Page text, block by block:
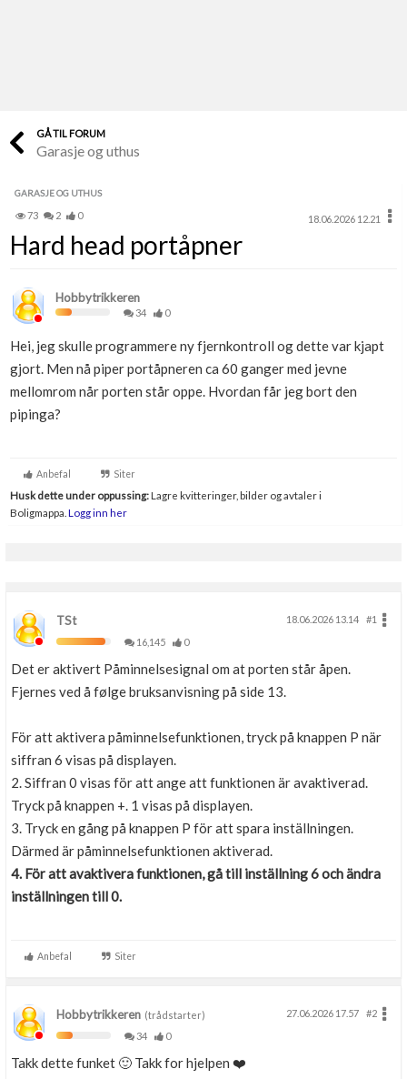
Finn håndverkere
Papirer som mangler
Skaff dokumentasjon som mangler
Kundeservice
Få svar på det du lurer på
Kom i gang med Boligmappa
Se din bolig? Klikk her
Boligmappa+
GÅ TIL FORUM
Garasje og uthus
GARASJE OG UTHUS
73 2 0 18.06.2026 12.21
Hard head portåpner
Hobbytrikkeren
34 0
Hei, jeg skulle programmere ny fjernkontroll og dette var kjapt
gjort. Men nå piper portåpneren ca 60 ganger med jevne
mellomrom når porten står oppe. Hvordan får jeg bort den
pipinga?
Anbefal Siter
Husk dette under oppussing:Lagre kvitteringer, bilder og avtaler i
Boligmappa. Logg inn her
TSt 18.06.2026 13.14
#1
16,145
0
Det er aktivert Påminnelsesignal om at porten står åpen.
Fjernes ved å følge bruksanvisning på side 13.
För att aktivera påminnelsefunktionen, tryck på knappen P när
siffran 6 visas på displayen.
2. Siffran 0 visas för att ange att funktionen är avaktiverad.
Tryck på knappen +. 1 visas på displayen.
3. Tryck en gång på knappen P för att spara inställningen.
Därmed är påminnelsefunktionen aktiverad.
4. För att avaktivera funktionen, gå till inställning 6 och ändra
inställningen till 0.
Anbefal Siter
Hobbytrikkeren (trådstarter) 27.06.2026 17.57
#2
34
0
Takk dette funket 🙂 Takk for hjelpen ❤️